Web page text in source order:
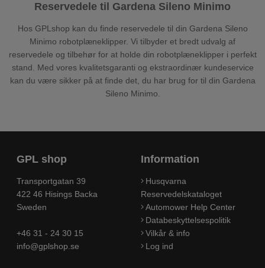
Reservedele til Gardena Sileno Minimo
Hos GPLshop kan du finde reservedele til din Gardena Sileno
Minimo robotplæneklipper. Vi tilbyder et bredt udvalg af
reservedele og tilbehør for at holde din robotplæneklipper i perfekt
stand. Med vores kvalitetsgaranti og ekstraordinær kundeservice
kan du være sikker på at finde det, du har brug for til din Gardena
Sileno Minimo.
GPL shop
Transportgatan 39
422 46 Hisings Backa
Sweden
+46 31 - 24 30 15
info@gplshop.se
Information
Husqvarna
Reservedelskataloget
Automower Help Center
Databeskyttelsespolitik
Vilkår & info
Log ind